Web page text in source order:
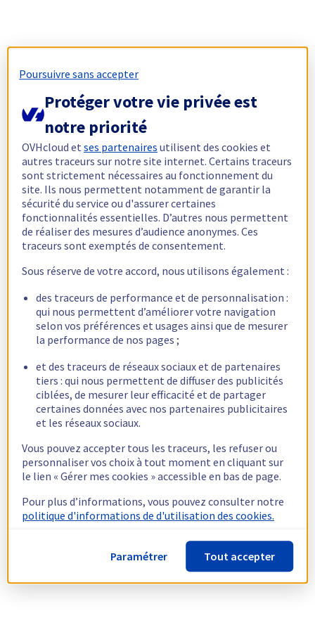
Poursuivre sans accepter
Protéger votre vie privée est
notre priorité
OVHcloud etses partenaires utilisent des cookies et
autres traceurs sur notre site internet. Certains traceurs
sont strictement nécessaires au fonctionnement du
site. Ils nous permettent notamment de garantir la
sécurité du service ou d'assurer certaines
fonctionnalités essentielles. D’autres nous permettent
de réaliser des mesures d’audience anonymes. Ces
traceurs sont exemptés de consentement.
Sous réserve de votre accord, nous utilisons également :
des traceurs de performance et de personnalisation :
qui nous permettent d’améliorer votre navigation
selon vos préférences et usages ainsi que de mesurer
la performance de nos pages ;
et des traceurs de réseaux sociaux et de partenaires
tiers : qui nous permettent de diffuser des publicités
ciblées, de mesurer leur efficacité et de partager
certaines données avec nos partenaires publicitaires
et les réseaux sociaux.
Vous pouvez accepter tous les traceurs, les refuser ou
personnaliser vos choix à tout moment en cliquant sur
le lien « Gérer mes cookies » accessible en bas de page.
Pour plus d’informations, vous pouvez consulter notre
politique d'informations de d'utilisation des cookies.
Paramétrer Tout accepter